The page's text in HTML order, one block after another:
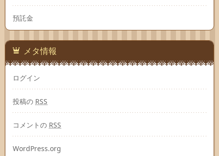
預託金
メタ情報
ログイン
投稿の RSS
コメントの RSS
WordPress.org